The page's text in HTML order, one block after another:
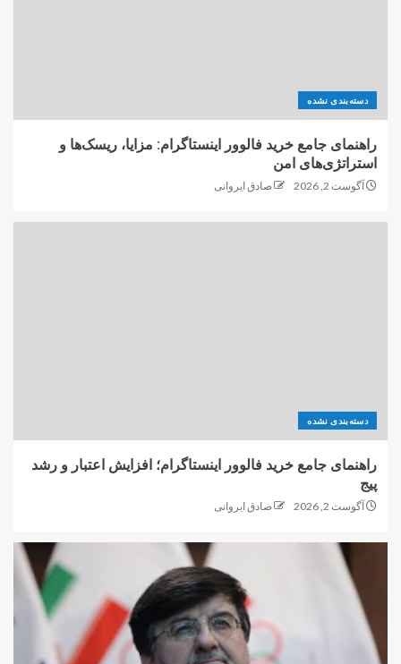
دسته‌بندی نشده
راهنمای جامع خرید فالوور اینستاگرام: مزایا، ریسک‌ها و
استراتژی‌های امن
آگوست 2, 2026 صادق ایروانی
دسته‌بندی نشده
راهنمای جامع خرید فالوور اینستاگرام؛ افزایش اعتبار و رشد
پیج
آگوست 2, 2026 صادق ایروانی